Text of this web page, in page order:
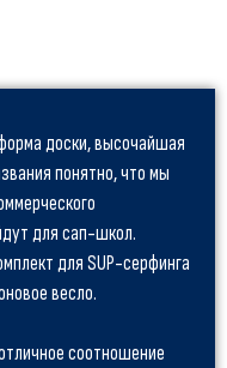
доски, высочайшая
понятно, что мы
для сап-школ.
для SUP-серфинга
весло.
соотношение